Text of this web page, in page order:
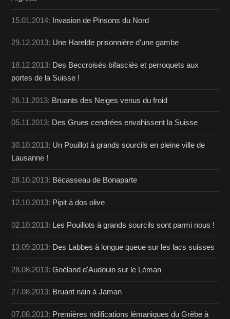
15.01.2014: Invasion de Pinsons du Nord
29.12.2013: Une Harelde prisonnière d'une gambe
18.12.2013: Des Beccroisés bifasciés et perroquets aux
portes de la Suisse !
26.11.2013: Bruants des Neiges venus du froid
05.11.2013: Des Grues cendrées envahissent la Suisse
30.10.2013: Un Pouillot à grands sourcils en pleine ville de
Lausanne !
28.10.2013: Bécasseau de Bonaparte
12.10.2013: Pipit à dos olive
02.10.2013: Les Pouillots à grands sourcils sont parmi nous !
13.09.2013: Des Labbes à longue queue sur les lacs suisses
28.08.2013:Goéland d'Audouin sur le Léman
27.08.2013: Bruant nain à Jaman
07.08.2013: Premières nidifications lémaniques du Grèbe à